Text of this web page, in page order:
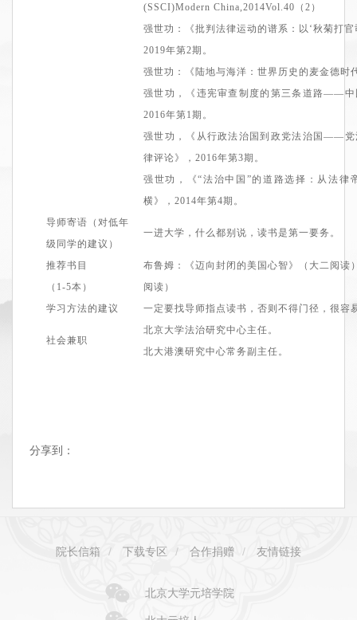
(SSCI)Modern China,2014Vol.40（2）
强世功：
《批判法律运动的谱系：以‘秋菊打
2019年第2期。
强世功：
《陆地与海洋：世界历史的麦金德时
强世功，
《 违宪审查制度的第三条道路——中
2016年第1期 。
强世功，
《 从行政法治国到政党法治国——党
律评论》
，2016年第3期 。
强世功，
《“法治中国”的道路选择：从法律
横》
，2014年第4期 。
导师寄语（对低年
级同学的建议）
一进大学，什么都别说，读书是第一要务。
推荐书目
（1 -5本）
布鲁姆 ：《迈向封闭的美国心智》（大二阅读
阅读）
学习方法的建议
一定要找导师指点读书，否则不得门径， 很容
社会兼职
北京大学法治研究中心主任 。
北大港澳研究中心常务副主任 。
分享到：
院长信箱 / 下载专区 / 合作捐赠 / 友情链接
北京大学元培学院